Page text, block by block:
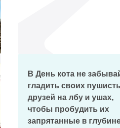
В День кота не
гладить своих
друзей на лбу и ушах,
чтобы пробудить их
запрятанные в